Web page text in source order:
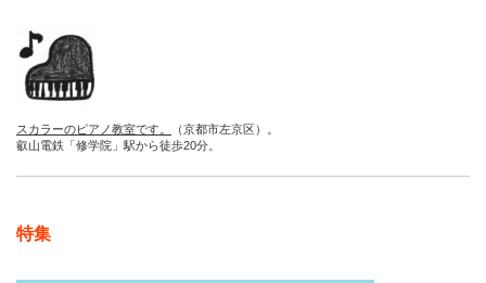
スカラーのピアノ教室です。
（京都市左京区）。
叡山電鉄「修学院」駅から徒歩20分。
特集